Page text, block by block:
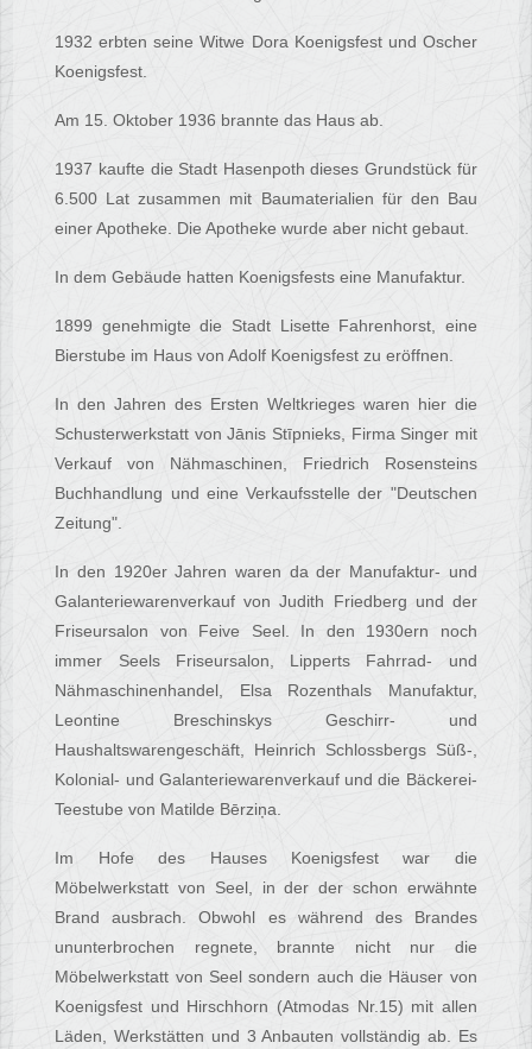
1932 erbten seine Witwe Dora Koenigsfest und Oscher
Koenigsfest.
Am 15. Oktober 1936 brannte das Haus ab.
1937 kaufte die Stadt Hasenpoth dieses Grundstück für
6.500 Lat zusammen mit Baumaterialien für den Bau
einer Apotheke. Die Apotheke wurde aber nicht gebaut.
In dem Gebäude hatten Koenigsfests eine Manufaktur.
1899 genehmigte die Stadt Lisette Fahrenhorst, eine
Bierstube im Haus von Adolf Koenigsfest zu eröffnen.
In den Jahren des Ersten Weltkrieges waren hier die
Schusterwerkstatt von Jānis Stīpnieks, Firma Singer mit
Verkauf von Nähmaschinen, Friedrich Rosensteins
Buchhandlung und eine Verkaufsstelle der "Deutschen
Zeitung".
In den 1920er Jahren waren da der Manufaktur- und
Galanteriewarenverkauf von Judith Friedberg und der
Friseursalon von Feive Seel. In den 1930ern noch
immer Seels Friseursalon, Lipperts Fahrrad- und
Nähmaschinenhandel, Elsa Rozenthals Manufaktur,
Leontine Breschinskys Geschirr- und
Haushaltswarengeschäft, Heinrich Schlossbergs Süß-,
Kolonial- und Galanteriewarenverkauf und die Bäckerei-
Teestube von Matilde Bērziņa.
Im Hofe des Hauses Koenigsfest war die
Möbelwerkstatt von Seel, in der der schon erwähnte
Brand ausbrach. Obwohl es während des Brandes
ununterbrochen regnete, brannte nicht nur die
Möbelwerkstatt von Seel sondern auch die Häuser von
Koenigsfest und Hirschhorn (Atmodas Nr.15) mit allen
Läden, Werkstätten und 3 Anbauten vollständig ab. Es